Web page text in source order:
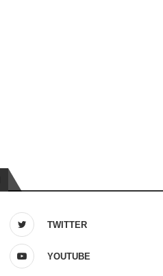
TWITTER
YOUTUBE